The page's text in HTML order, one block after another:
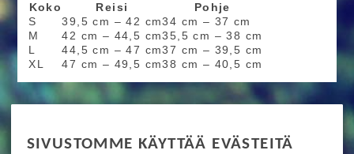
SIVUSTOMME KÄYTTÄÄ EVÄSTEITÄ
Koko
Reisi
Pohje
S
39,5 cm – 42 cm34 cm – 37 cm
M
42 cm – 44,5 cm35,5 cm – 38 cm
L
44,5 cm – 47 cm37 cm – 39,5 cm
XL
47 cm – 49,5 cm38 cm – 40,5 cm